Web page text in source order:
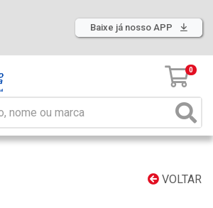
Baixe já nosso APP
0
VOLTAR